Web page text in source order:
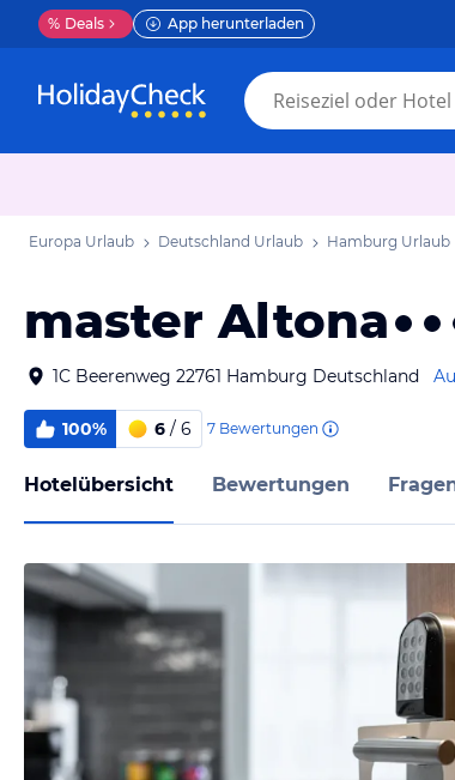
% Deals App herunterladen
Europa Urlaub Deutschland Urlaub Hamburg Urlaub
master Altona
1C Beerenweg 22761 Hamburg Deutschland
100% 6 / 6 7 Bewertungen
Hotelübersicht Bewertungen